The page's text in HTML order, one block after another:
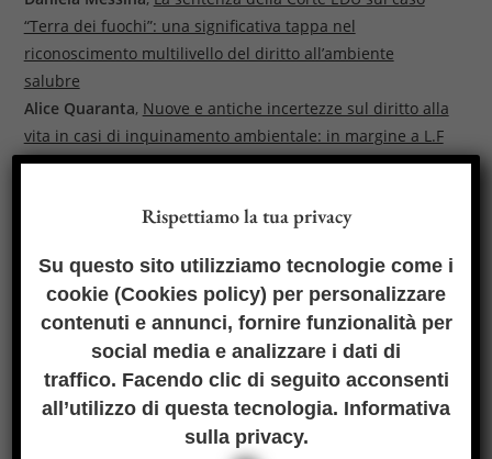
“Terra dei fuochi”: una significativa tappa nel
riconoscimento multilivello del diritto all’ambiente
salubre
Alice Quaranta, Nuove e antiche incertezze sul diritto alla
vita in casi di inquinamento ambientale: in margine a L.F
e altri c. Italia
econcentrista? Sobre los derechos del Mar Menor
Fascicoli
2026
FASCICOLO N. 1 – 2026
2025
Rispettiamo la tua privacy
Su questo sito utilizziamo tecnologie come i
cookie (Cookies policy) per personalizzare
contenuti e annunci, fornire funzionalità per
social media e analizzare i dati di
traffico. Facendo clic di seguito acconsenti
all’utilizzo di questa tecnologia. Informativa
sulla privacy.